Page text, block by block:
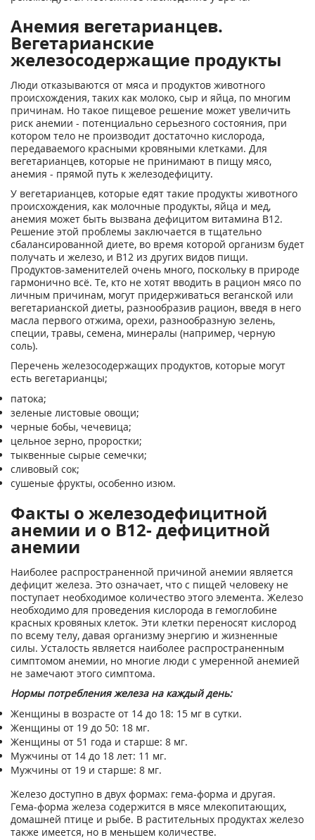
Анемия вегетарианцев.
Вегетарианские
железосодержащие продукты
Люди отказываются от мяса и продуктов животного
происхождения, таких как молоко, сыр и яйца, по многим
причинам. Но такое пищевое решение может увеличить
риск анемии - потенциально серьезного состояния, при
котором тело не производит достаточно кислорода,
передаваемого красными кровяными клетками. Для
вегетарианцев, которые не принимают в пищу мясо,
анемия - прямой путь к железодефициту.
У вегетарианцев, которые едят такие продукты животного
происхождения, как молочные продукты, яйца и мед,
анемия может быть вызвана дефицитом витамина B12.
Решение этой проблемы заключается в тщательно
сбалансированной диете, во время которой организм будет
получать и железо, и В12 из других видов пищи.
Продуктов-заменителей очень много, поскольку в природе
гармонично всё. Те, кто не хотят вводить в рацион мясо по
личным причинам, могут придерживаться веганской или
вегетарианской диеты, разнообразив рацион, введя в него
масла первого отжима, орехи, разнообразную зелень,
специи, травы, семена, минералы (например, черную
соль).
Перечень железосодержащих продуктов, которые могут
есть вегетарианцы;
патока;
зеленые листовые овощи;
черные бобы, чечевица;
цельное зерно, проростки;
тыквенные сырые семечки;
сливовый сок;
сушеные фрукты, особенно изюм.
Факты о железодефицитной
анемии и о B12- дефицитной
анемии
Наиболее распространенной причиной анемии является
дефицит железа. Это означает, что с пищей человеку не
поступает необходимое количество этого элемента. Железо
необходимо для проведения кислорода в гемоглобине
красных кровяных клеток. Эти клетки переносят кислород
по всему телу, давая организму энергию и жизненные
силы. Усталость является наиболее распространенным
симптомом анемии, но многие люди с умеренной анемией
не замечают этого симптома.
Нормы потребления железа на каждый день:
Женщины в возрасте от 14 до 18: 15 мг в сутки.
Женщины от 19 до 50: 18 мг.
Женщины от 51 года и старше: 8 мг.
Мужчины от 14 до 18 лет: 11 мг.
Мужчины от 19 и старше: 8 мг.
Железо доступно в двух формах: гема-форма и другая.
Гема-форма железа содержится в мясе млекопитающих,
домашней птице и рыбе. В растительных продуктах железо
также имеется, но в меньшем количестве.